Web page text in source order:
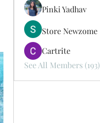
Pinki Yadhav
Store Newzome
Cartrite
See All Members (193)